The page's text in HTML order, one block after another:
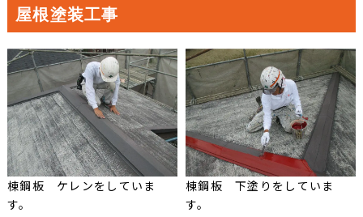
屋根塗装工事
棟鋼板 ケレンをしていま
す。
棟鋼板 下塗りをしていま
す。